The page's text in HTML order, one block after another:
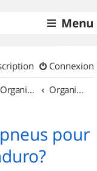
Menu
Connexion
Organisation de sorties & Recherche de partenaires Organisation de sorties en région Île de France
pour